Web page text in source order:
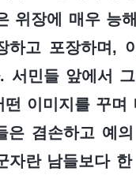
위장에 매우 능
하고 포장하며,
서민들 앞에서
떤 이미지를 꾸며
은 겸손하고 예
자란 남들보다